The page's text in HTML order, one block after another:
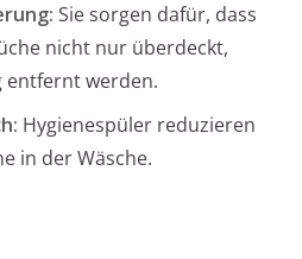
Sie sorgen dafür, dass
nicht nur überdeckt,
werden.
Hygienespüler reduzieren
in der Wäsche.